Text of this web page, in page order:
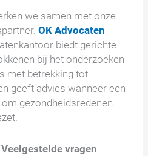
we samen met onze
OK Advocaten
biedt gerichte
bij het onderzoeken
met betrekking tot
geeft advies wanneer een
gezondheidsredenen
vragen